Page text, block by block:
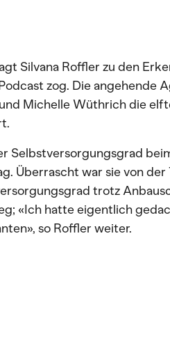
Silvana Roffler zu den
zog. Die angehende
Michelle Wüthrich die
Selbstversorgungsgrad
Überrascht war sie von der
trotz
«Ich hatte eigentlich
so Roffler weiter.